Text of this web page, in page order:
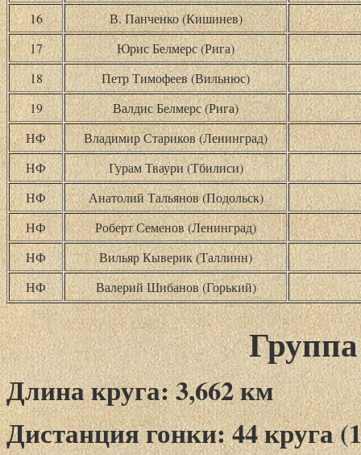
16
В. Панченко (Кишинев)
17
Юрис Белмерс (Рига)
18
Петр Тимофеев (Вильнюс)
19
Валдис Белмерс (Рига)
НФ
Владимир Стариков (Ленинград)
НФ
Гурам Тваури (Тбилиси)
НФ
Анатолий Тальянов (Подольск)
НФ
Роберт Семенов (Ленинград)
НФ
Вильяр Кыверик (Таллинн)
НФ
Валерий Шибанов (Горький)
Длина круга: 3,662 км
Дистанция гонки: 44 круга